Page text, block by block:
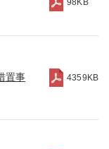
置事
4359KB